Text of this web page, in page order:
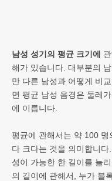
남성 성기의 평균 크기에
해가 있습니다. 대부분의
만 다른 남성과 어떻게 비
면 평균 남성 음경은 둘레
에 이릅니다.
평균에 관해서는 약 100
다 크다는 것을 의미합니
성이 가능한 한 길이를 늘
의 길이에 관해서, 누가 블